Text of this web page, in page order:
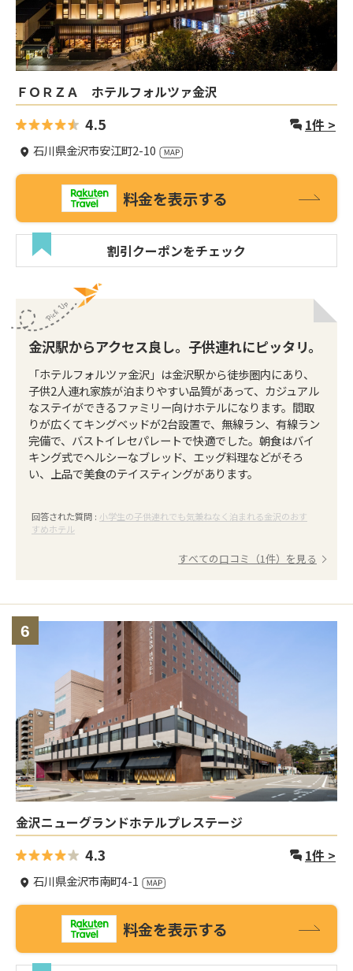
ＦＯＲＺＡ ホテルフォルツァ金沢
4.5 1件 >
石川県金沢市安江町2-10
料金を表示する
割引クーポンをチェック
金沢駅からアクセス良し。子供連れにピッタリ。
「ホテルフォルツァ金沢」は金沢駅から徒歩圏内にあり、
子供2人連れ家族が泊まりやすい品質があって、カジュアル
なステイができるファミリー向けホテルになります。間取
りが広くてキングベッドが2台設置で、無線ラン、有線ラン
完備で、バストイレセパレートで快適でした。朝食はバイ
キング式でヘルシーなブレッド、エッグ料理などがそろ
い、上品で美食のテイスティングがあります。
回答された質問 : 小学生の子供連れでも気兼ねなく泊まれる金沢のおす
すめホテル
すべての口コミ（1件）を見る
6
金沢ニューグランドホテルプレステージ
4.3 1件 >
石川県金沢市南町4-1
料金を表示する